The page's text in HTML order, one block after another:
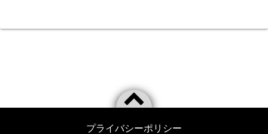
プライバシーポリシー